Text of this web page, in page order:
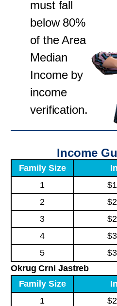
must fall
below 80%
of the Area
Median
Income by
income
verification.
Income
Family Size
1
2
3
4
5
Okrug Crni Jastreb
Family Size
1